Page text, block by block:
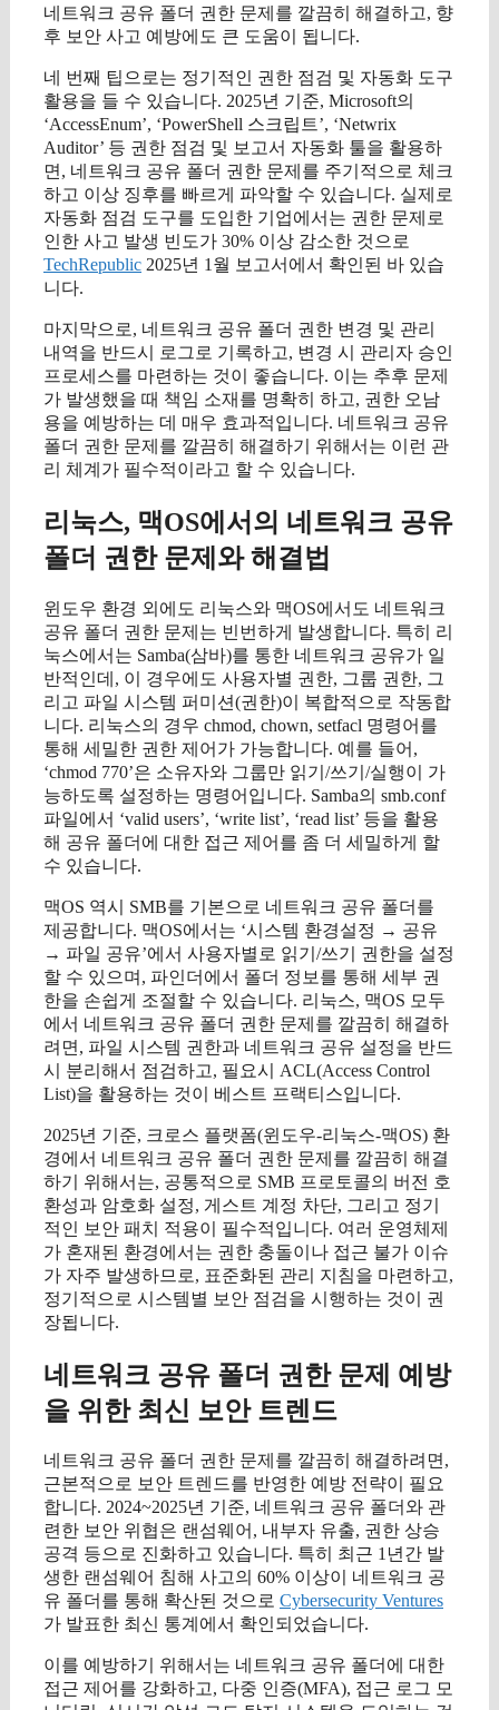
네트워크 공유 폴더 권한 문제를 깔끔히 해결하고, 향
후 보안 사고 예방에도 큰 도움이 됩니다.
네 번째 팁으로는 정기적인 권한 점검 및 자동화 도구
활용을 들 수 있습니다. 2025년 기준, Microsoft의
‘AccessEnum’, ‘PowerShell 스크립트’, ‘Netwrix
Auditor’ 등 권한 점검 및 보고서 자동화 툴을 활용하
면, 네트워크 공유 폴더 권한 문제를 주기적으로 체크
하고 이상 징후를 빠르게 파악할 수 있습니다. 실제로
자동화 점검 도구를 도입한 기업에서는 권한 문제로
인한 사고 발생 빈도가 30% 이상 감소한 것으로
TechRepublic 2025년 1월 보고서에서 확인된 바 있습
니다.
마지막으로, 네트워크 공유 폴더 권한 변경 및 관리
내역을 반드시 로그로 기록하고, 변경 시 관리자 승인
프로세스를 마련하는 것이 좋습니다. 이는 추후 문제
가 발생했을 때 책임 소재를 명확히 하고, 권한 오남
용을 예방하는 데 매우 효과적입니다. 네트워크 공유
폴더 권한 문제를 깔끔히 해결하기 위해서는 이런 관
리 체계가 필수적이라고 할 수 있습니다.
리눅스, 맥OS에서의 네트워크 공유
폴더 권한 문제와 해결법
윈도우 환경 외에도 리눅스와 맥OS에서도 네트워크
공유 폴더 권한 문제는 빈번하게 발생합니다. 특히 리
눅스에서는 Samba(삼바)를 통한 네트워크 공유가 일
반적인데, 이 경우에도 사용자별 권한, 그룹 권한, 그
리고 파일 시스템 퍼미션(권한)이 복합적으로 작동합
니다. 리눅스의 경우 chmod, chown, setfacl 명령어를
통해 세밀한 권한 제어가 가능합니다. 예를 들어,
‘chmod 770’은 소유자와 그룹만 읽기/쓰기/실행이 가
능하도록 설정하는 명령어입니다. Samba의 smb.conf
파일에서 ‘valid users’, ‘write list’, ‘read list’ 등을 활용
해 공유 폴더에 대한 접근 제어를 좀 더 세밀하게 할
수 있습니다.
맥OS 역시 SMB를 기본으로 네트워크 공유 폴더를
제공합니다. 맥OS에서는 ‘시스템 환경설정 → 공유
→ 파일 공유’에서 사용자별로 읽기/쓰기 권한을 설정
할 수 있으며, 파인더에서 폴더 정보를 통해 세부 권
한을 손쉽게 조절할 수 있습니다. 리눅스, 맥OS 모두
에서 네트워크 공유 폴더 권한 문제를 깔끔히 해결하
려면, 파일 시스템 권한과 네트워크 공유 설정을 반드
시 분리해서 점검하고, 필요시 ACL(Access Control
List)을 활용하는 것이 베스트 프랙티스입니다.
2025년 기준, 크로스 플랫폼(윈도우-리눅스-맥OS) 환
경에서 네트워크 공유 폴더 권한 문제를 깔끔히 해결
하기 위해서는, 공통적으로 SMB 프로토콜의 버전 호
환성과 암호화 설정, 게스트 계정 차단, 그리고 정기
적인 보안 패치 적용이 필수적입니다. 여러 운영체제
가 혼재된 환경에서는 권한 충돌이나 접근 불가 이슈
가 자주 발생하므로, 표준화된 관리 지침을 마련하고,
정기적으로 시스템별 보안 점검을 시행하는 것이 권
장됩니다.
네트워크 공유 폴더 권한 문제 예방
을 위한 최신 보안 트렌드
네트워크 공유 폴더 권한 문제를 깔끔히 해결하려면,
근본적으로 보안 트렌드를 반영한 예방 전략이 필요
합니다. 2024~2025년 기준, 네트워크 공유 폴더와 관
련한 보안 위협은 랜섬웨어, 내부자 유출, 권한 상승
공격 등으로 진화하고 있습니다. 특히 최근 1년간 발
생한 랜섬웨어 침해 사고의 60% 이상이 네트워크 공
유 폴더를 통해 확산된 것으로 Cybersecurity Ventures
가 발표한 최신 통계에서 확인되었습니다.
이를 예방하기 위해서는 네트워크 공유 폴더에 대한
접근 제어를 강화하고, 다중 인증(MFA), 접근 로그 모